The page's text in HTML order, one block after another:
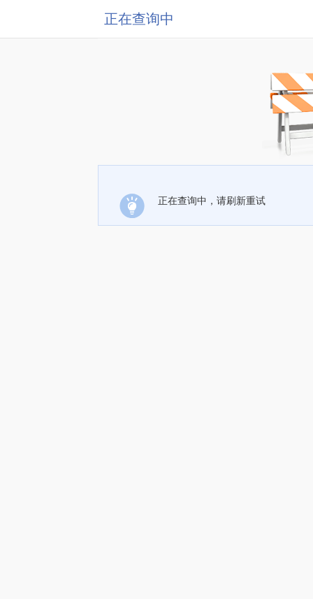
正在查询中
正在查询中，请刷新重试